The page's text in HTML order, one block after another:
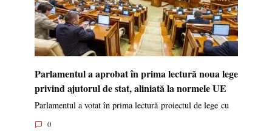
Parlamentul a aprobat în prima lectură noua lege
privind ajutorul de stat, aliniată la normele UE
Parlamentul a votat în prima lectură proiectul de lege cu
0